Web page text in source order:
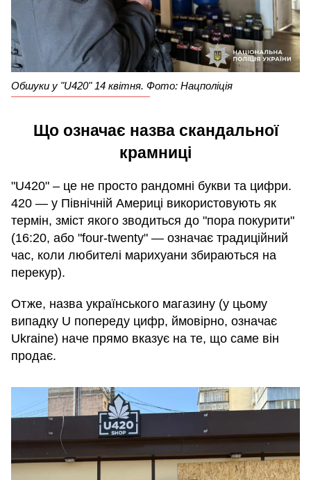
Обшуки у "U420" 14 квітня. Фото: Нацполіція
Що означає назва скандальної
крамниці
"U420" – це не просто рандомні букви та цифри.
420 — у Північній Америці використовують як
термін, зміст якого зводиться до "пора покурити"
(16:20, або "four-twenty" — означає традиційний
час, коли любителі марихуани збираються на
перекур).
Отже, назва українського магазину (у цьому
випадку U попереду цифр, ймовірно, означає
Ukraine) наче прямо вказує на те, що саме він
продає.